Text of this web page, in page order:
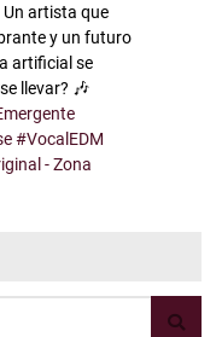
Un artista que
y un futuro
artificial se
llevar? 🎶
#VocalEDM
- Zona